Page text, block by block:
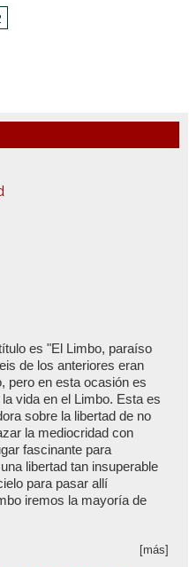
es "El Limbo, paraíso
de los anteriores eran
pero en esta ocasión es
vida en el Limbo. Esta es
sobre la libertad de no
la mediocridad con
fascinante para
libertad tan insuperable
para pasar allí
iremos la mayoría de
[más]